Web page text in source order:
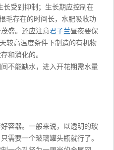
受到抑制；生长期应控制在
存在的时间长，水肥吸收功
盛。还应注意君子兰昼夜要保
较高温度条件下制造的有机物
和消化的。
不能缺水，进入开花期需水量
容器。一般来说，以透明的玻
需要一个玻璃罐头瓶就行了。